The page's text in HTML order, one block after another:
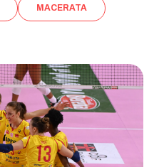
MACERATA